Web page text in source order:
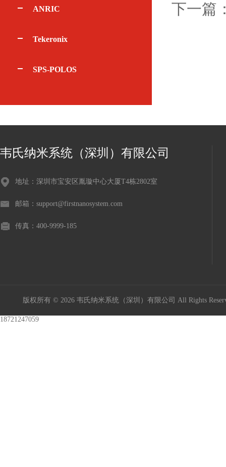
ANRIC
Tekeronix
SPS-POLOS
下一篇
韦氏纳米系统（深圳）有限公司
地址：深圳市宝安区胤璇中心大厦T4栋2802室
邮箱：support@firstnanosystem.com
传真：400-9999-185
版权所有 © 2026 韦氏纳米系统（深圳）有限公司 All Rights
18721247059